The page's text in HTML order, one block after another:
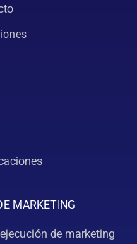
MARKETING
de marketing